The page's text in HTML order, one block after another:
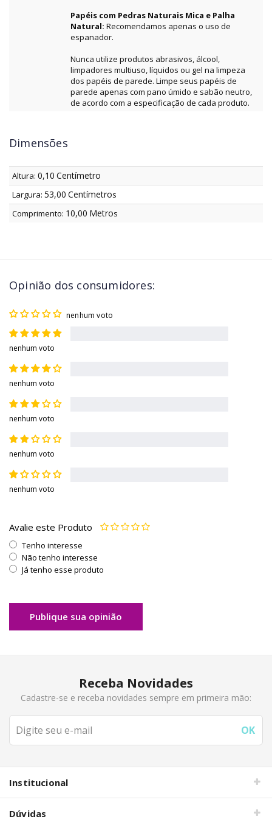
Papéis com Pedras Naturais Mica e Palha
Natural: Recomendamos apenas o uso de
espanador.
Nunca utilize produtos abrasivos, álcool,
limpadores multiuso, líquidos ou gel na limpeza
dos papéis de parede. Limpe seus papéis de
parede apenas com pano úmido e sabão neutro,
de acordo com a especificação de cada produto.
Dimensões
Altura: 0,10 Centímetro
Largura: 53,00 Centímetros
Comprimento: 10,00 Metros
Opinião dos consumidores:
nenhum voto
nenhum voto
nenhum voto
nenhum voto
nenhum voto
nenhum voto
Avalie este Produto
Tenho interesse
Não tenho interesse
Já tenho esse produto
Publique sua opinião
Receba Novidades
Cadastre-se e receba novidades sempre em primeira mão:
Institucional
Dúvidas